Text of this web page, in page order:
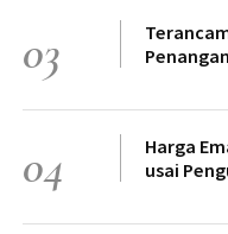
03
04
Harga
usai